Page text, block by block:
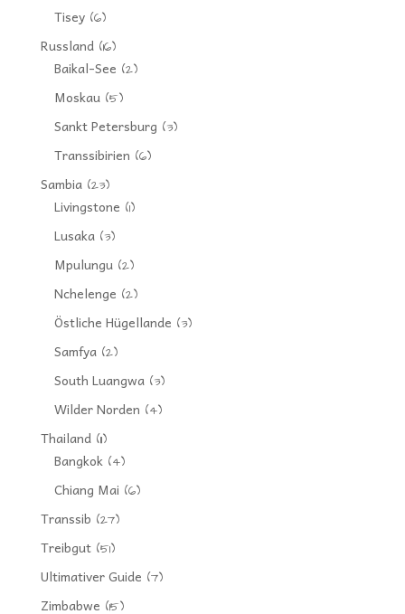
Tisey(6)
Russland(16)
Baikal-See (2)
Moskau(5)
Sankt Petersburg (3)
Transsibirien (6)
Sambia(23)
Livingstone (1)
Lusaka(3)
Mpulungu(2)
Nchelenge (2)
Östliche Hügellande (3)
Samfya(2)
South Luangwa(3)
Wilder Norden (4)
Thailand(11)
Bangkok(4)
Chiang Mai (6)
Transsib (27)
Treibgut(51)
Ultimativer Guide (7)
Zimbabwe (15)